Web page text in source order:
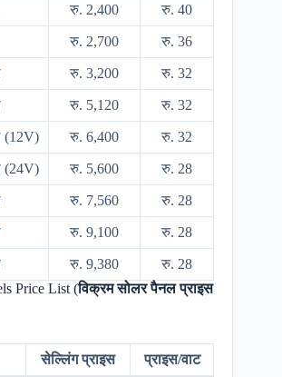
रु. 2,400 रु. 40
रु. 2,700 रु. 36
रु. 3,200 रु. 32
रु. 5,120 रु. 32
(12V) रु. 6,400 रु. 32
(24V) रु. 5,600 रु. 28
रु. 7,560 रु. 28
रु. 9,100 रु. 28
रु. 9,380
रु. 28
Price List (विक्रम सोलर पैनल प्राइस
सेल्लिंग प्राइस प्राइस/वाट